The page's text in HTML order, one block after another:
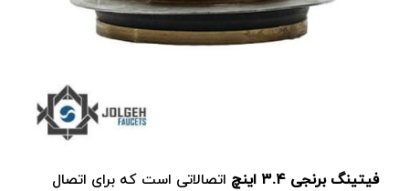
فیتینگ‌ برنجی ۳.۴ اینچ
اتصالاتی است که برای اتصال